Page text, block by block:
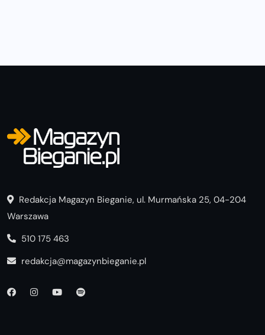
Redakcja Magazyn Bieganie, ul. Murmańska 25, 04-204
Warszawa
510 175 463
redakcja@magazynbieganie.pl